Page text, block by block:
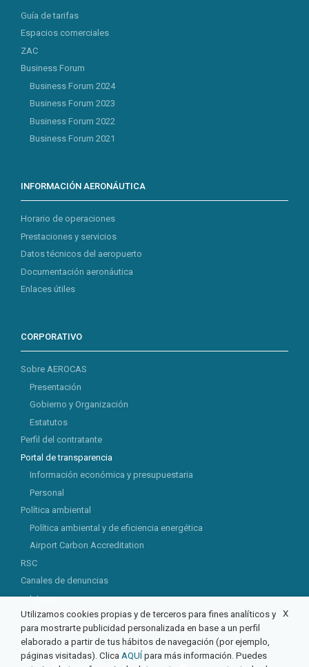
Guía de tarifas
Espacios comerciales
ZAC
Business Forum
Business Forum 2024
Business Forum 2023
Business Forum 2022
Business Forum 2021
INFORMACIÓN AERONÁUTICA
Horario de operaciones
Prestaciones y servicios
Datos técnicos del aeropuerto
Documentación aeronáutica
Enlaces útiles
CORPORATIVO
Sobre AEROCAS
Presentación
Gobierno y Organización
Estatutos
Perfil del contratante
Portal de transparencia
Información económica y presupuestaria
Personal
Política ambiental
Política ambiental y de eficiencia energética
Airport Carbon Accreditation
RSC
Canales de denuncias
Interno
Externo
X
Utilizamos cookies propias y de terceros para fines analíticos y
para mostrarte publicidad personalizada en base a un perfil
elaborado a partir de tus hábitos de navegación (por ejemplo,
páginas visitadas). Clica AQUÍ para más información. Puedes